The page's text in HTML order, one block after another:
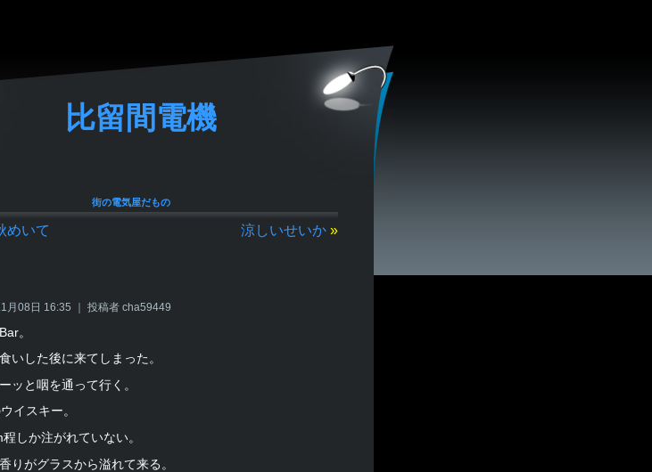
比留間電機
街の電気屋だもの
めいて 涼しいせいか »
月08日 16:35 ｜ 投稿者 cha59449
。
いした後に来てしまった。
ッと咽を通って行く。
イスキー。
しか注がれていない。
りがグラスから溢れて来る。